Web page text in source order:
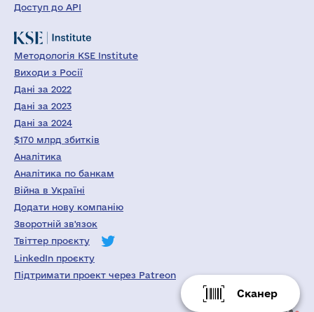
Сканер
Доступ до API
Методологія KSE Institute
Виходи з Росії
Дані за 2022
Дані за 2023
Дані за 2024
$170 млрд збитків
Аналітика
Аналітика по банкам
Війна в Україні
Додати нову компанію
Зворотній зв'язок
Твіттер проєкту
LinkedIn проєкту
Підтримати проект через Patreon